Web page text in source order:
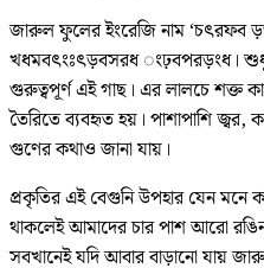
জারুল ফুলের ইংরেজি নাম ‘চৎরফব
খধমবৎংঃৎড়বসরধ ংঢ়বপরড়ংধ। শুধু
গুরুত্বপূর্ণ এই গাছ। এর লালচে শক্ত
তৈরিতে ব্যবহৃত হয়। পাশাপাশি জ্বর,
গুণের কথাও জানা যায়।
প্রকৃতির এই বেগুনি উপহার যেন
থাকলেই আমাদের চার পাশ আরো
সবখানেই যদি আবার বাড়ানো যায়